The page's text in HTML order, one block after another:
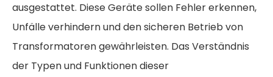
ausgestattet. Diese Geräte sollen Fehler erkennen,
Unfälle verhindern und den sicheren Betrieb von
Transformatoren gewährleisten. Das Verständnis
der Typen und Funktionen dieser